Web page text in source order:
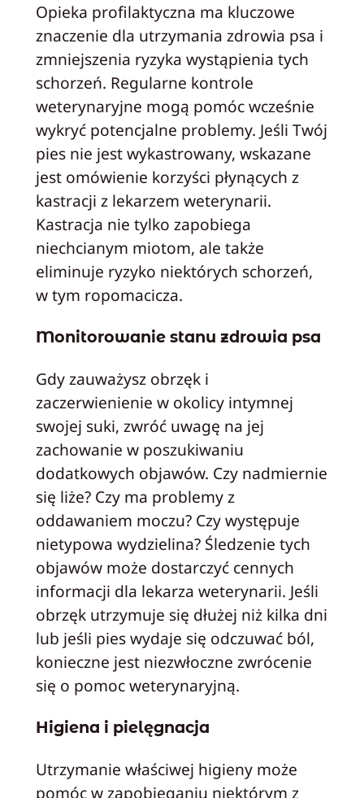
Opieka profilaktyczna ma kluczowe
znaczenie dla utrzymania zdrowia psa i
zmniejszenia ryzyka wystąpienia tych
schorzeń. Regularne kontrole
weterynaryjne mogą pomóc wcześnie
wykryć potencjalne problemy. Jeśli Twój
pies nie jest wykastrowany, wskazane
jest omówienie korzyści płynących z
kastracji z lekarzem weterynarii.
Kastracja nie tylko zapobiega
niechcianym miotom, ale także
eliminuje ryzyko niektórych schorzeń,
w tym ropomacicza.
Monitorowanie stanu zdrowia psa
Gdy zauważysz obrzęk i
zaczerwienienie w okolicy intymnej
swojej suki, zwróć uwagę na jej
zachowanie w poszukiwaniu
dodatkowych objawów. Czy nadmiernie
się liże? Czy ma problemy z
oddawaniem moczu? Czy występuje
nietypowa wydzielina? Śledzenie tych
objawów może dostarczyć cennych
informacji dla lekarza weterynarii. Jeśli
obrzęk utrzymuje się dłużej niż kilka dni
lub jeśli pies wydaje się odczuwać ból,
konieczne jest niezwłoczne zwrócenie
się o pomoc weterynaryjną.
Higiena i pielęgnacja
Utrzymanie właściwej higieny może
pomóc w zapobieganiu niektórym z